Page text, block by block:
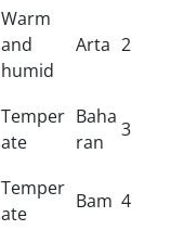
Warm
and
humid
Arta 2
Temper
ate
Baha
ran
3
Temper
ate
Bam 4